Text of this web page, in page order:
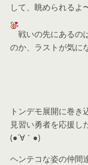
して、眺められるよ
戦いの先にあるの
のか、ラストが気に
トンデモ展開に巻き
見習い勇者を応援し
(●´∀｀●)
ヘンテコな姿の仲間